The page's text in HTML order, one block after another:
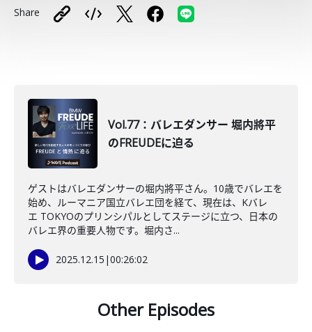
Share
Vol.77：バレエダンサー 堀内將平
のFREUDEに迫る
ゲストはバレエダンサーの堀内將平さん。10歳でバレエを
始め、ルーマニア国立バレエ団を経て、現在は、Kバレ
エ TOKYOのプリンシパルとしてステージに立つ、日本の
バレエ界の重要人物です。堀内さ...
2025.12.15 |00:26:02
Other Episodes